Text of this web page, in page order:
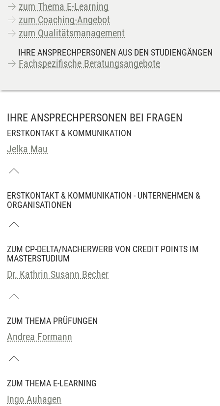
zum Thema E-Learning
zum Coaching-Angebot
zum Qualitätsmanagement
IHRE ANSPRECHPERSONEN AUS DEN STUDIENGÄNGEN
Fachspezifische Beratungsangebote
IHRE ANSPRECHPERSONEN BEI FRAGEN
ERSTKONTAKT & KOMMUNIKATION
Jelka Mau
ERSTKONTAKT & KOMMUNIKATION - UNTERNEHMEN &
ORGANISATIONEN
ZUM CP-DELTA/NACHERWERB VON CREDIT POINTS IM
MASTERSTUDIUM
Dr. Kathrin Susann Becher
ZUM THEMA PRÜFUNGEN
Andrea Formann
ZUM THEMA E-LEARNING
Ingo Auhagen